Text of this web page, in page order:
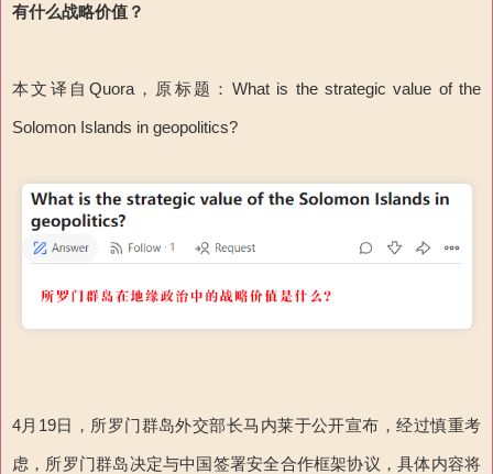
有什么战略价值？
本文译自Quora，原标题：What is the strategic value of the
Solomon Islands in geopolitics?
4月19日，所罗门群岛外交部长马内莱于公开宣布，经过慎重考
虑，所罗门群岛决定与中国签署安全合作框架协议，具体内容将